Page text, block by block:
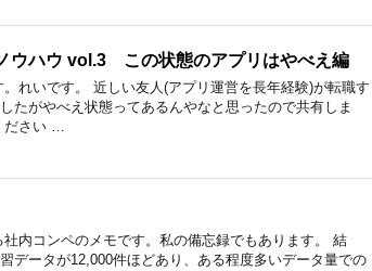
ウハウ vol.3 この状態のアプリはやべえ編
れいです。 近しい友人(アプリ運営を長年経験)が転職す
たがやべえ状態ってあるんやなと思ったので共有しま
ださい …
内コンペのメモです。私の備忘録でもあります。 結
データが12,000件ほどあり、ある程度多いデータ量での